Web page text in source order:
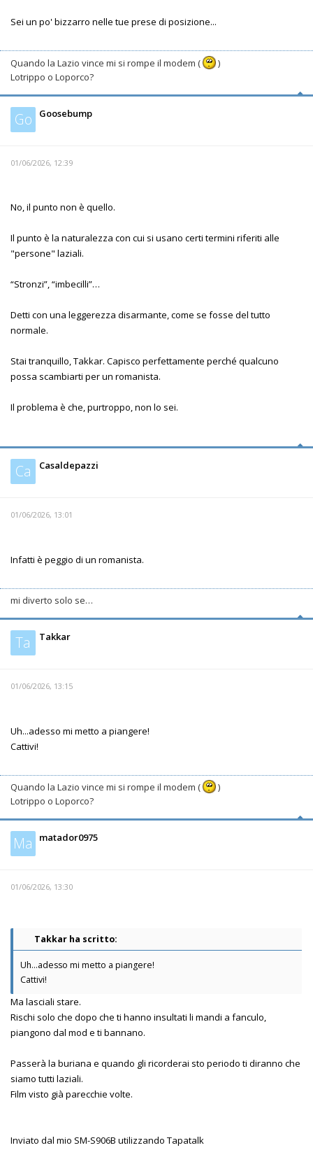
Sei un po' bizzarro nelle tue prese di posizione...
Quando la Lazio vince mi si rompe il modem (
)
Lotrippo o Loporco?
Go Goosebump
01/06/2026, 12:39
No, il punto non è quello.
Il punto è la naturalezza con cui si usano certi termini riferiti alle
"persone" laziali.
“Stronzi”, “imbecilli”…
Detti con una leggerezza disarmante, come se fosse del tutto
normale.
Stai tranquillo, Takkar. Capisco perfettamente perché qualcuno
possa scambiarti per un romanista.
Il problema è che, purtroppo, non lo sei.
Ca Casaldepazzi
01/06/2026, 13:01
Infatti è peggio di un romanista.
mi diverto solo se…
Ta Takkar
01/06/2026, 13:15
Uh...adesso mi metto a piangere!
Cattivi!
Quando la Lazio vince mi si rompe il modem (
)
Lotrippo o Loporco?
Ma matador0975
01/06/2026, 13:30
Takkar ha scritto:
Uh...adesso mi metto a piangere!
Cattivi!
Ma lasciali stare.
Rischi solo che dopo che ti hanno insultati li mandi a fanculo,
piangono dal mod e ti bannano.
Passerà la buriana e quando gli ricorderai sto periodo ti diranno che
siamo tutti laziali.
Film visto già parecchie volte.
Inviato dal mio SM-S906B utilizzando Tapatalk